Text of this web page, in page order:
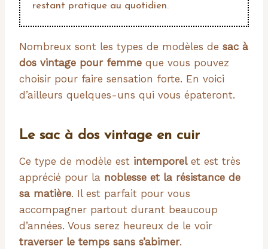
restant pratique au quotidien.
Nombreux sont les types de modèles de sac à
dos vintage pour femme que vous pouvez
choisir pour faire sensation forte. En voici
d’ailleurs quelques-uns qui vous épateront.
Le sac à dos vintage en cuir
Ce type de modèle est intemporelet est très
apprécié pour la noblesse et la résistance de
sa matière. Il est parfait pour vous
accompagner partout durant beaucoup
d’années. Vous serez heureux de le voir
traverser le temps sans s’abimer.